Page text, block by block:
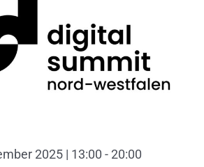
2025 | 13:00 - 20:00